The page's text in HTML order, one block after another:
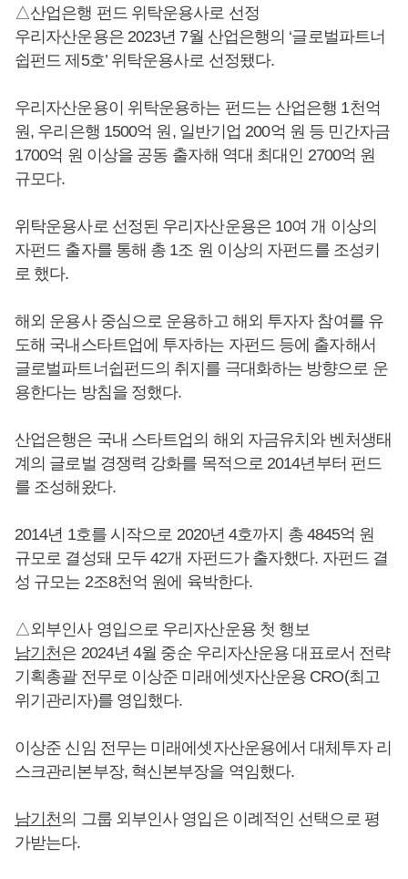
△산업은행 펀드 위탁운용사로 선정
우리자산운용은 2023년 7월 산업은행의 ‘글로벌파트너
쉽펀드 제5호’ 위탁운용사로 선정됐다.
우리자산운용이 위탁운용하는 펀드는 산업은행 1천억
원, 우리은행 1500억 원, 일반기업 200억 원 등 민간자금
1700억 원 이상을 공동 출자해 역대 최대인 2700억 원
규모다.
위탁운용사로 선정된 우리자산운용은 10여 개 이상의
자펀드 출자를 통해 총 1조 원 이상의 자펀드를 조성키
로 했다.
해외 운용사 중심으로 운용하고 해외 투자자 참여를 유
도해 국내스타트업에 투자하는 자펀드 등에 출자해서
글로벌파트너쉽펀드의 취지를 극대화하는 방향으로 운
용한다는 방침을 정했다.
산업은행은 국내 스타트업의 해외 자금유치와 벤처생태
계의 글로벌 경쟁력 강화를 목적으로 2014년부터 펀드
를 조성해왔다.
2014년 1호를 시작으로 2020년 4호까지 총 4845억 원
규모로 결성돼 모두 42개 자펀드가 출자했다. 자펀드 결
성 규모는 2조8천억 원에 육박한다.
△외부인사 영입으로 우리자산운용 첫 행보
남기천은 2024년 4월 중순 우리자산운용 대표로서 전략
기획총괄 전무로 이상준 미래에셋자산운용 CRO(최고
위기관리자)를 영입했다.
이상준 신임 전무는 미래에셋자산운용에서 대체투자 리
스크관리본부장, 혁신본부장을 역임했다.
남기천의 그룹 외부인사 영입은 이례적인 선택으로 평
가받는다.